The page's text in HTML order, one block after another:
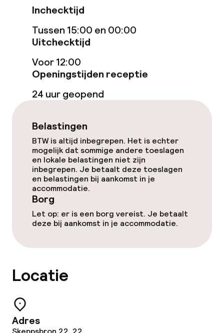
Eet- en drinkdiensten
Ontbijtbuffet
Vroeg ontbijt
Schoonmaakvoorzieningen
Wasservice
Beleid
Borg bij aankomst
Overal rookvrij
Vrijgezellenfeesten of andere feesten
niet toegestaan
Inchecktijd
Tussen 15:00 en 00:00
Uitchecktijd
Voor 12:00
Openingstijden receptie
24 uur geopend
Belastingen
BTW is altijd inbegrepen. Het is echter
mogelijk dat sommige andere toeslagen
en lokale belastingen niet zijn
inbegrepen. Je betaalt deze toeslagen
en belastingen bij aankomst in je
accommodatie.
Borg
Let op: er is een borg vereist. Je betaalt
deze bij aankomst in je accommodatie.
Locatie
Adres